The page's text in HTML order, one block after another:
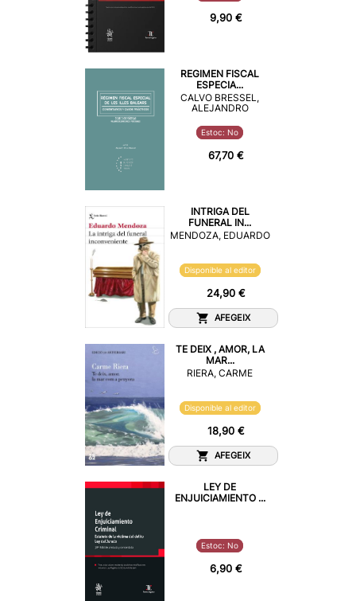
9,90 €
REGIMEN FISCAL
ESPECIA...
CALVO BRESSEL,
ALEJANDRO
Estoc: No
67,70 €
INTRIGA DEL
FUNERAL IN...
MENDOZA, EDUARDO
Disponible al editor
24,90 €
AFEGEIX
TE DEIX , AMOR, LA
MAR...
RIERA, CARME
Disponible al editor
18,90 €
AFEGEIX
LEY DE
ENJUICIAMIENTO ...
Estoc: No
6,90 €